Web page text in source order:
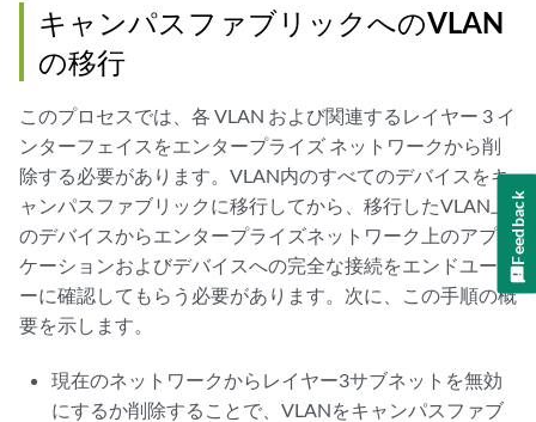
キャンパスファブリックへのVLAN
の移行
このプロセスでは、各 VLAN および関連するレイヤー 3 イ
ンターフェイスをエンタープライズ ネットワークから削
除する必要があります。VLAN内のすべてのデバイスをキ
ャンパスファブリックに移行してから、移行したVLAN上
のデバイスからエンタープライズネットワーク上のアプリ
ケーションおよびデバイスへの完全な接続をエンドユーザ
ーに確認してもらう必要があります。次に、この手順の概
要を示します。
現在のネットワークからレイヤー3サブネットを無効
にするか削除することで、VLANをキャンパスファブ
Feedback